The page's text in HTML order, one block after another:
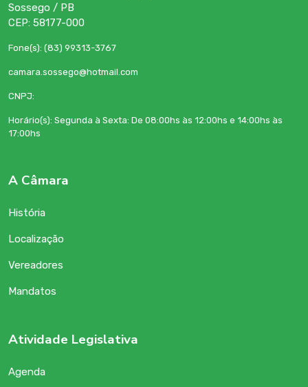
Sossego / PB
CEP: 58177-000
Fone(s): (83) 99313-3767
camara.sossego@hotmail.com
CNPJ:
Horário(s): Segunda à Sexta: De 08:00hs às 12:00hs e 14:00hs às
17:00hs
A Câmara
História
Localização
Vereadores
Mandatos
Atividade Legislativa
Agenda